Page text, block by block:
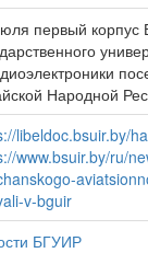
первый корпус
Народной
libeldoc.bsuir.by/
www.bsuir.by/ru/
v-bguir
БГУИР